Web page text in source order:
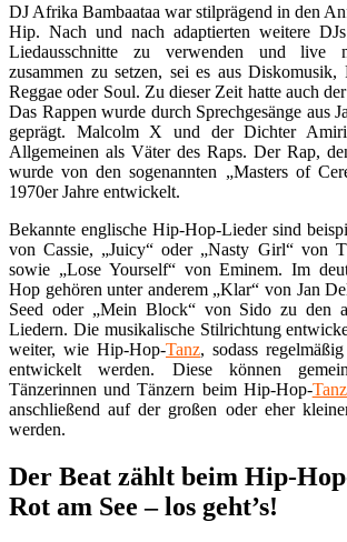
DJ Afrika Bambaataa war stilprägend in den
Hip. Nach und nach adaptierten weitere
Liedausschnitte zu verwenden und live
zusammen zu setzen, sei es aus Diskomusik,
Reggae oder Soul. Zu dieser Zeit hatte auch
Das Rappen wurde durch Sprechgesänge aus
geprägt. Malcolm X und der Dichter
Allgemeinen als Väter des Raps. Der Rap,
wurde von den sogenannten „Masters of
1970er Jahre entwickelt.
Bekannte englische Hip-Hop-Lieder sind
von Cassie, „Juicy“ oder „Nasty Girl“ von
sowie „Lose Yourself“ von Eminem. Im
Hop gehören unter anderem „Klar“ von Jan
Seed oder „Mein Block“ von Sido zu den
Liedern. Die musikalische Stilrichtung
weiter, wie Hip-Hop-Tanz, sodass
entwickelt werden. Diese können
Tänzerinnen und Tänzern beim Hip-Hop-
anschließend auf der großen oder eher
werden.
Der Beat zählt beim Hip-
Rot am See – los geht’s!